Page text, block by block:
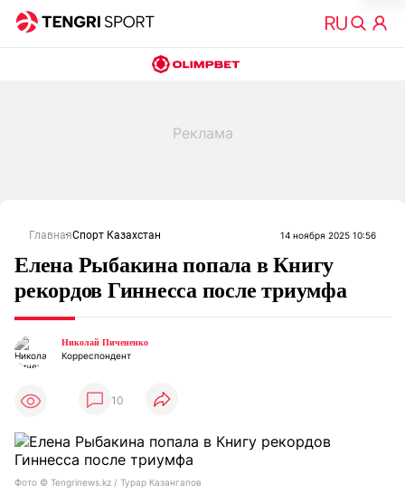
ГлавнаяСпорт Казахстан 14 ноября 2025 10:56
Елена Рыбакина попала в Книгу
рекордов Гиннесса после триумфа
Николай Пичененко
Корреспондент
10
Фото ©️ Tengrinews.kz / Турар Казангапов